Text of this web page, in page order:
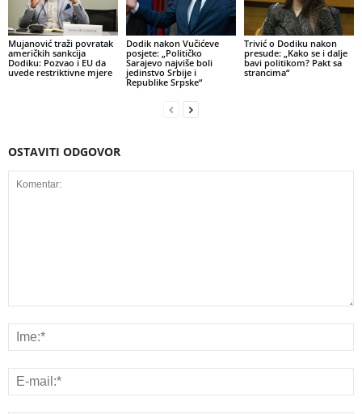
Mujanović traži povratak
američkih sankcija
Dodiku: Pozvao i EU da
uvede restriktivne mjere
Dodik nakon Vučićeve
posjete: „Političko
Sarajevo najviše boli
jedinstvo Srbije i
Republike Srpske“
Trivić o Dodiku nakon
presude: „Kako se i dalje
bavi politikom? Pakt sa
strancima“
OSTAVITI ODGOVOR